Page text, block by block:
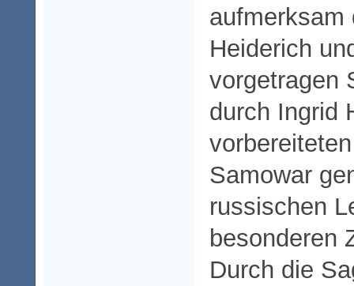
aufmerksam
Heiderich
vorgetragen
durch Ingrid
Samowar
russischen
besonderen
Durch die